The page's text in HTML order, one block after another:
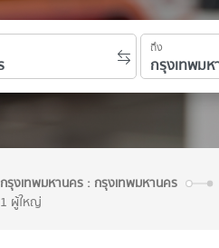
ถึง
กรุงเทพมหานคร : กรุงเทพมหานคร
1 ผู้ใหญ่